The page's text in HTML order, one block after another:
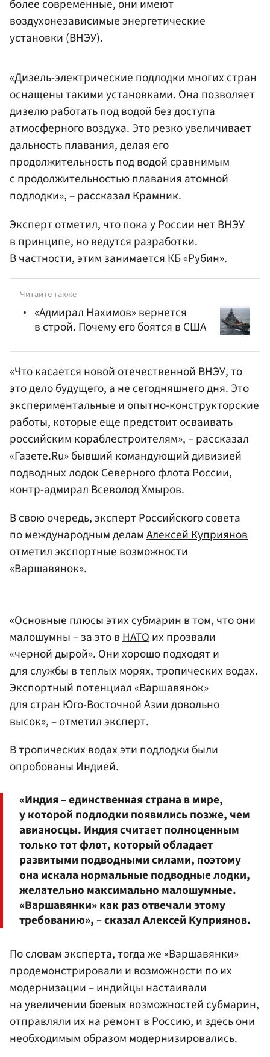
более современные, они имеют
воздухонезависимые энергетические
установки (ВНЭУ).
«Дизель-электрические подлодки многих стран
оснащены такими установками. Она позволяет
дизелю работать под водой без доступа
атмосферного воздуха. Это резко увеличивает
дальность плавания, делая его
продолжительность под водой сравнимым
с продолжительностью плавания атомной
подлодки», – рассказал Крамник.
Эксперт отметил, что пока у России нет ВНЭУ
в принципе, но ведутся разработки.
В частности, этим занимается КБ «Рубин».
Читайте также
«Адмирал Нахимов» вернется
в строй. Почему его боятся в США
«Что касается новой отечественной ВНЭУ, то
это дело будущего, а не сегодняшнего дня. Это
экспериментальные и опытно-конструкторские
работы, которые еще предстоит осваивать
российским кораблестроителям», – рассказал
«Газете.Ru» бывший командующий дивизией
подводных лодок Северного флота России,
контр-адмиралВсеволод Хмыров.
В свою очередь, эксперт Российского совета
по международным деламАлексей Куприянов
отметил экспортные возможности
«Варшавянок».
«Основные плюсы этих субмарин в том, что они
малошумны – за это вНАТОих прозвали
«черной дырой». Они хорошо подходят и
для службы в теплых морях, тропических водах.
Экспортный потенциал «Варшавянок»
для стран Юго-Восточной Азии довольно
высок», – отметил эксперт.
В тропических водах эти подлодки были
опробованы Индией.
«Индия – единственная страна в мире,
у которой подлодки появились позже, чем
авианосцы. Индия считает полноценным
только тот флот, который обладает
развитыми подводными силами, поэтому
она искала нормальные подводные лодки,
желательно максимально малошумные.
«Варшавянки» как раз отвечали этому
требованию», – сказал Алексей Куприянов.
По словам эксперта, тогда же «Варшавянки»
продемонстрировали и возможности по их
модернизации – индийцы настаивали
на увеличении боевых возможностей субмарин,
отправляли их на ремонт в Россию, и здесь они
необходимым образом модернизировались.